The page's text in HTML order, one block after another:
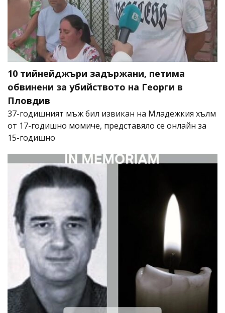
10 тийнейджъри задържани, петима
обвинени за убийството на Георги в
Пловдив
37-годишният мъж бил извикан на Младежкия хълм
от 17-годишно момиче, представяло се онлайн за
15-годишно